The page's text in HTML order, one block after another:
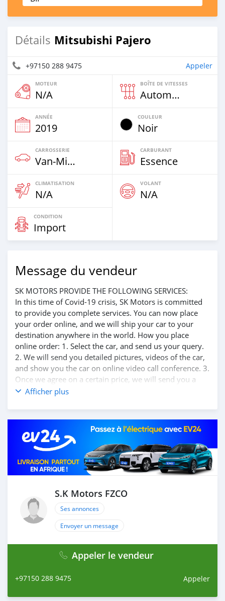
Détails Mitsubishi Pajero
+97150 288 9475 Appeler
MOTEUR
N/A
BOÎTE DE VITESSES
Automatique
ANNÉE
2019
COULEUR
Noir
CARROSSERIE
Van‒Minibus
CARBURANT
Essence
CLIMATISATION
N/A
VOLANT
N/A
CONDITION
Import
Message du vendeur
SK MOTORS PROVIDE THE FOLLOWING SERVICES:
In this time of Covid-19 crisis, SK Motors is committed
to provide you complete services. You can now place
your order online, and we will ship your car to your
destination anywhere in the world. How you place
online order: 1. Select the car, and send us your query.
2. We will send you detailed pictures, videos of the car,
and show you the car on online video call conference. 3.
Once we agree on a certain price, we will send you a
proforma invoice for the banking transaction. 4. After
load your car towards your destination. 5. Post loading
your car, we send you the BL copy confirmation. 6.
Once you receive your car, you confirm us, and we are
done with the process. We are taking these steps to
ensure that our clients do not have to Travel. And please
note, SK Motors is one of the leading car exporters in
satisfaction. We are always here, to he
Afficher plus
S.K Motors FZCO
Ses annonces
Envoyer un message
Appeler le vendeur
+97150 288 9475 Appeler